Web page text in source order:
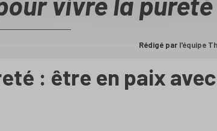
Rédigé par l'équipe
: être en paix avec